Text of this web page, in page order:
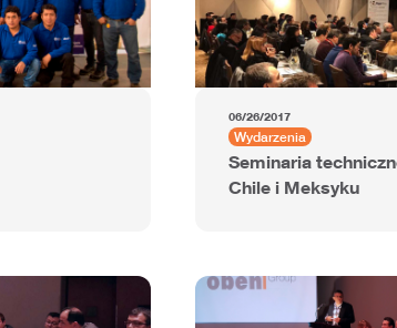
06/26/2017
Wydarzenia
Seminaria
Chile i Meksyku